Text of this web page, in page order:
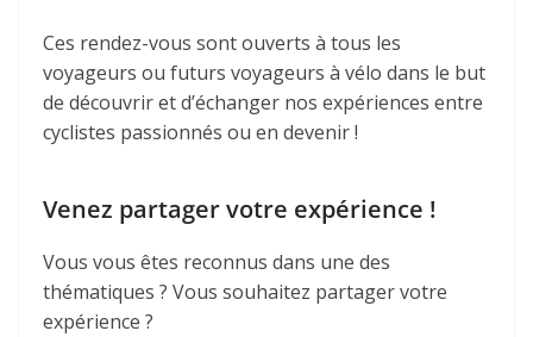
Ces rendez-vous sont ouverts à tous les
voyageurs ou futurs voyageurs à vélo dans le but
de découvrir et d’échanger nos expériences entre
cyclistes passionnés ou en devenir !
Venez partager votre expérience !
Vous vous êtes reconnus dans une des
thématiques ? Vous souhaitez partager votre
expérience ?